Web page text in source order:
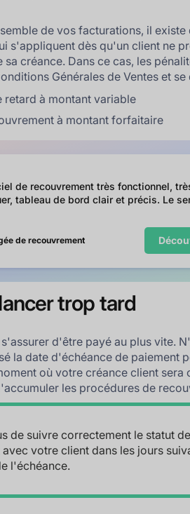
de vos facturations, il existe
s'appliquent dès qu'un client ne
sa créance. Dans ce cas, les
Générales de Ventes et
retard à montant variable
à montant forfaitaire
de recouvrement très fonctionnel,
tableau de bord clair et précis. Le
de recouvrement
trop tard
d'être payé au plus vite.
la date d'échéance de paiement
où votre créance client sera
les procédures de
de suivre correctement le statut
votre client dans les jours
l'échéance.